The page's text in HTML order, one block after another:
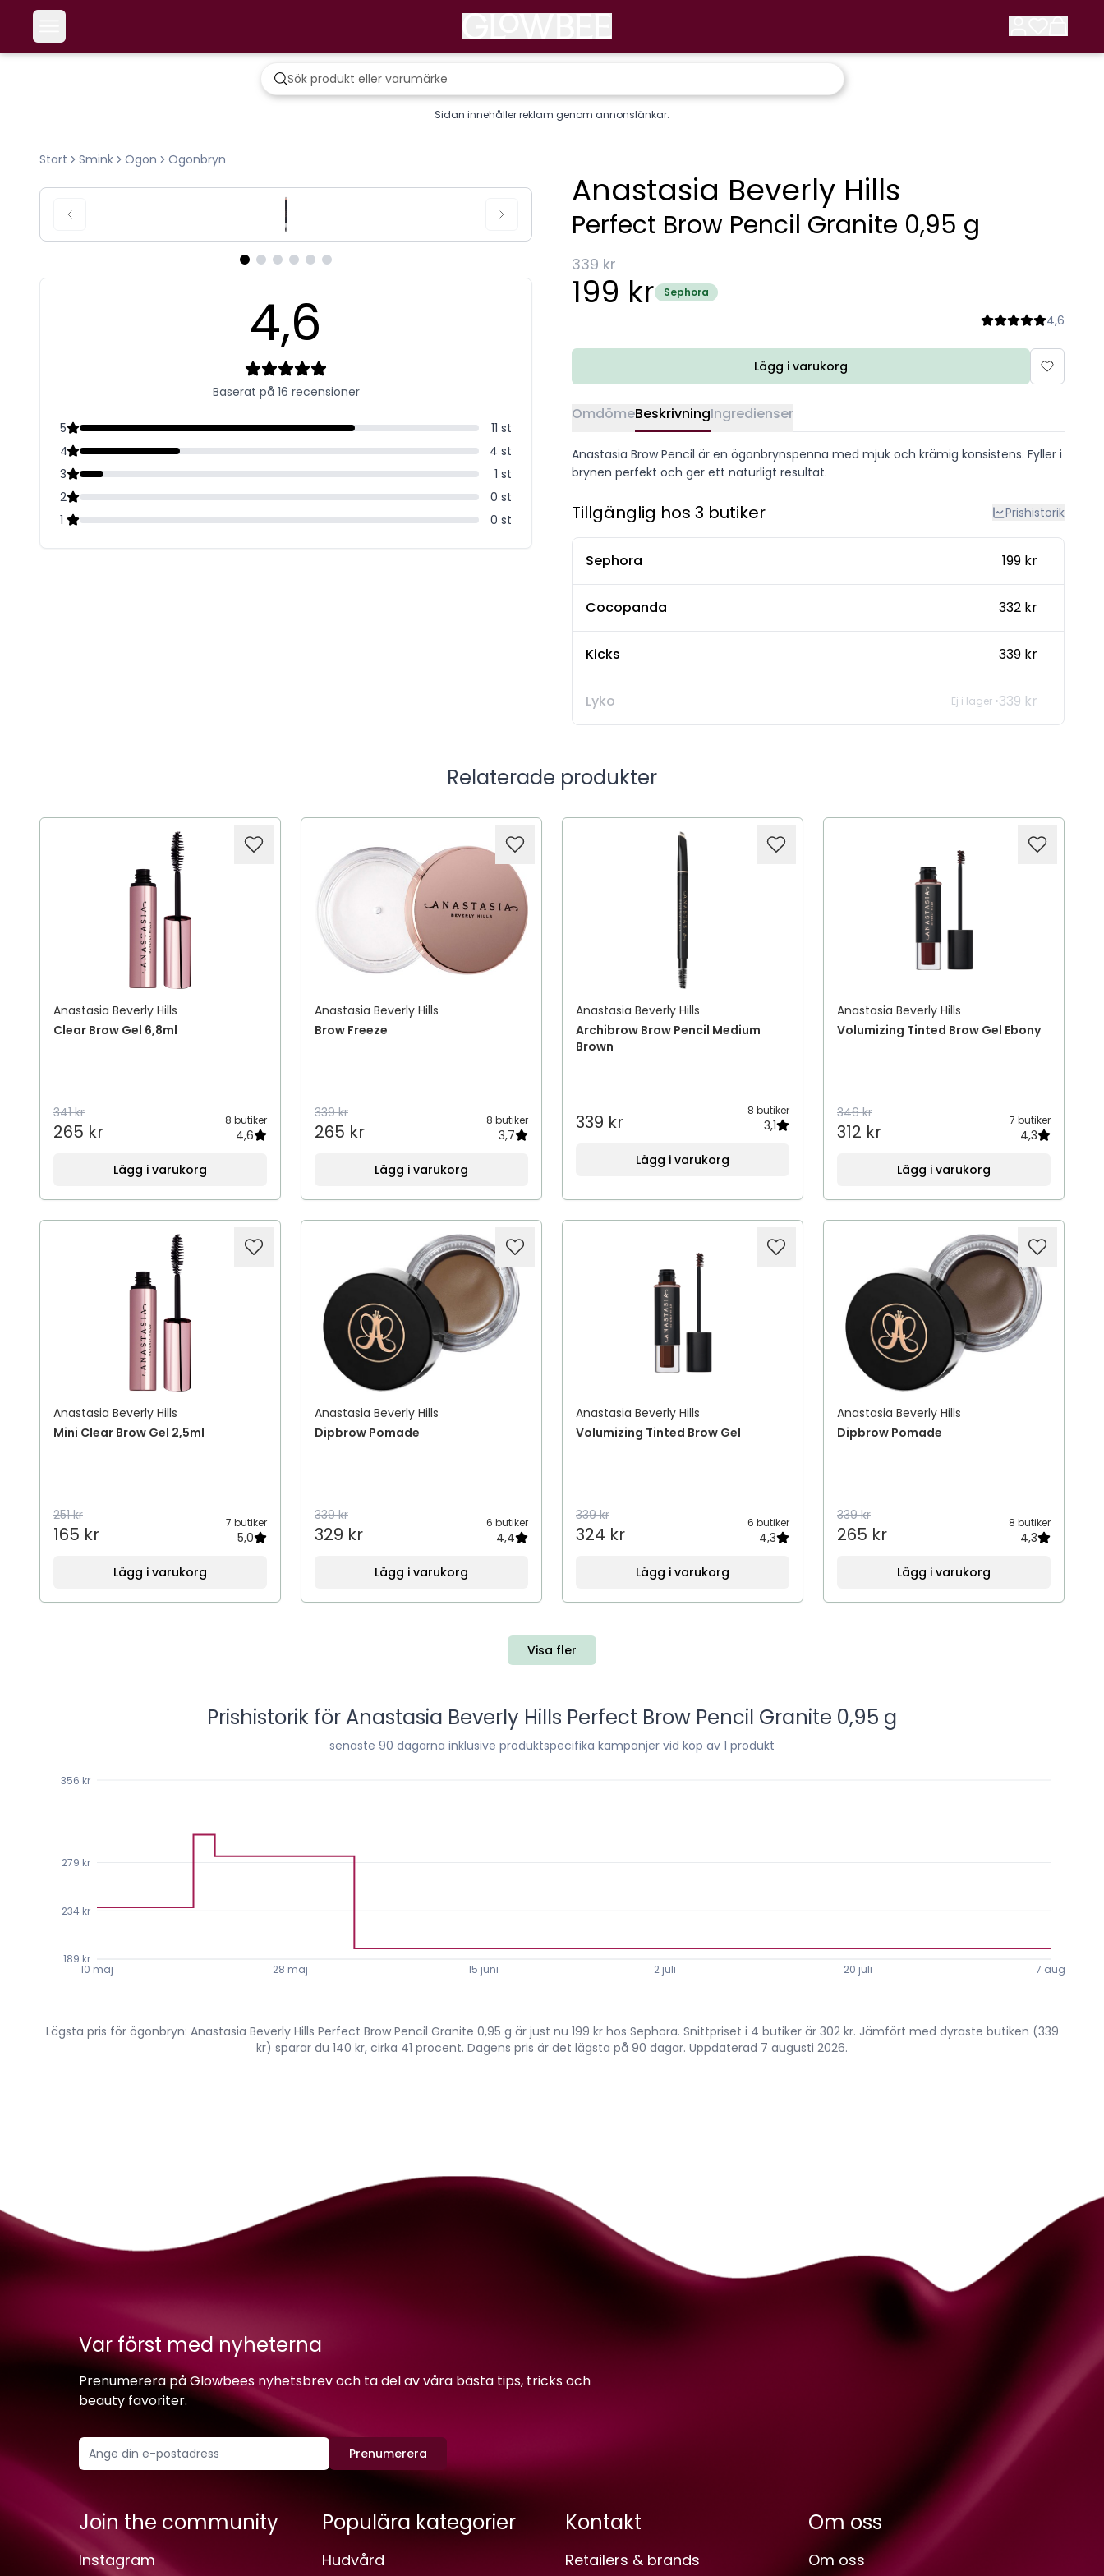
Sidan innehåller reklam genom annonslänkar.
Start Smink Ögon Ögonbryn
4,6
Baserat på 16 recensioner
5 11 st
4
4 st
3
1 st
2
0 st
1
0 st
Anastasia Beverly Hills
Perfect Brow Pencil Granite 0,95 g
339 kr
199 kr Sephora
4,6
Lägg i varukorg
OmdömeBeskrivningIngredienser
Anastasia Brow Pencil är en ögonbrynspenna med mjuk och krämig konsistens. Fyller i
brynen perfekt och ger ett naturligt resultat.
Tillgänglig hos 3 butiker Prishistorik
Sephora 199 kr
Cocopanda 332 kr
Kicks 339 kr
Lyko Ej i lager •339 kr
Relaterade produkter
Anastasia Beverly Hills
Clear Brow Gel 6,8ml
341 kr
265 kr
8 butiker
4,6
Lägg i varukorg
Anastasia Beverly Hills
Brow Freeze
339 kr
265 kr
8 butiker
3,7
Lägg i varukorg
Anastasia Beverly Hills
Archibrow Brow Pencil Medium
Brown
339 kr
8 butiker
3,1
Lägg i varukorg
Anastasia Beverly Hills
Volumizing Tinted Brow Gel Ebony
346 kr
312 kr
7 butiker
4,3
Lägg i varukorg
Anastasia Beverly Hills
Mini Clear Brow Gel 2,5ml
251 kr
165 kr
7 butiker
5,0
Lägg i varukorg
Anastasia Beverly Hills
Dipbrow Pomade
339 kr
329 kr
6 butiker
4,4
Lägg i varukorg
Anastasia Beverly Hills
Volumizing Tinted Brow Gel
339 kr
324 kr
6 butiker
4,3
Lägg i varukorg
Anastasia Beverly Hills
Dipbrow Pomade
339 kr
265 kr
8 butiker
4,3
Lägg i varukorg
Visa fler
Prishistorik för Anastasia Beverly Hills Perfect Brow Pencil Granite 0,95 g
senaste 90 dagarna inklusive produktspecifika kampanjer vid köp av 1 produkt
10 maj 28 maj 15 juni 2 juli 20 juli 7 aug.
189 kr
234 kr
279 kr
356 kr
Lägsta pris för ögonbryn: Anastasia Beverly Hills Perfect Brow Pencil Granite 0,95 g är just nu 199 kr hos Sephora. Snittpriset i 4 butiker är 302 kr. Jämfört med dyraste butiken (339
kr) sparar du 140 kr, cirka 41 procent. Dagens pris är det lägsta på 90 dagar. Uppdaterad 7 augusti 2026.
Var först med nyheterna
Prenumerera på Glowbees nyhetsbrev och ta del av våra bästa tips, tricks och
beauty favoriter.
Prenumerera
Join the community
Instagram
Populära kategorier
Hudvård
Kontakt
Retailers & brands
Om oss
Om oss